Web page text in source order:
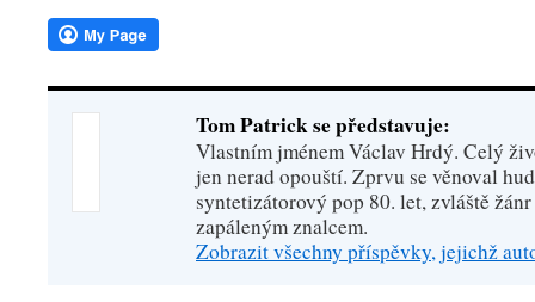
Tom Patrick se představuje:
Vlastním jménem Václav Hrdý. Celý
jen nerad opouští. Zprvu se věnoval
syntetizátorový pop 80. let, zvláště
zapáleným znalcem.
Zobrazit všechny příspěvky, jejichž